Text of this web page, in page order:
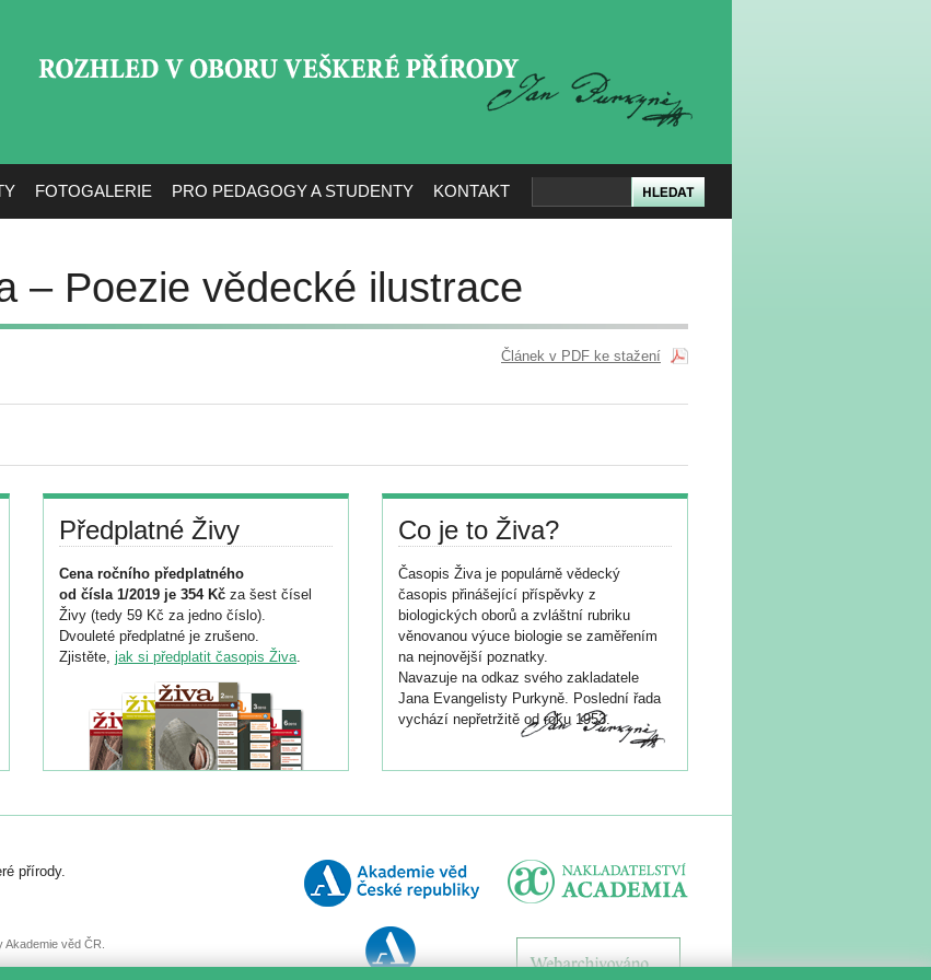
FOTOGALERIE PRO PEDAGOGY A STUDENTY KONTAKT
– Poezie vědecké ilustrace
Článek v PDF ke stažení
Předplatné Živy
Cena ročního předplatného
od čísla 1/2019 je 354 Kč za šest čísel
Živy (tedy 59 Kč za jedno číslo).
Dvouleté předplatné je zrušeno.
Zjistěte, jak si předplatit časopis Živa.
Co je to Živa?
Časopis Živa je populárně vědecký
časopis přinášející příspěvky z
biologických oborů a zvláštní rubriku
věnovanou výuce biologie se zaměřením
na nejnovější poznatky.
Navazuje na odkaz svého zakladatele
Jana Evangelisty Purkyně. Poslední řada
vychází nepřetržitě od roku 1953.
přírody.
věd ČR.